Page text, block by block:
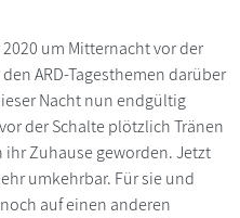
um Mitternacht vor der
ARD-Tagesthemen darüber
Nacht nun endgültig
der Schalte plötzlich Tränen
ihr Zuhause geworden. Jetzt
umkehrbar. Für sie und
auf einen anderen